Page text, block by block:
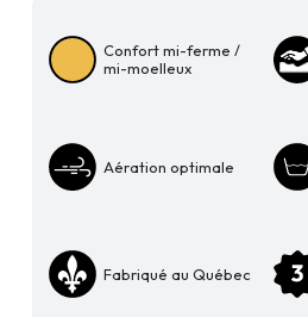
mémoire
Livingchy
Confort mi-ferme /
mi-moelleux
Aération optimale
Fabriqué au Québec